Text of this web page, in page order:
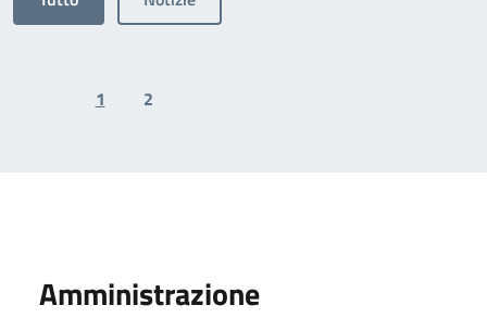
Previous page
1 2
Amministrazione